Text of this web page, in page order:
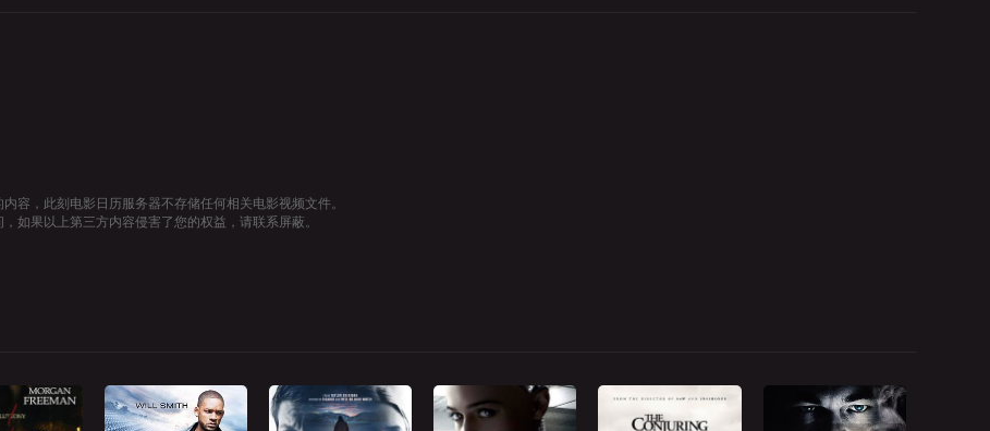
容，此刻电影日历服务器不存储任何相关电影视频文件。
如果以上第三方内容侵害了您的权益，请联系屏蔽。